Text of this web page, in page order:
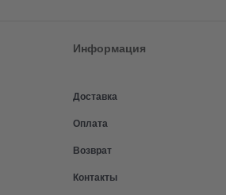
Информация
Доставка
Оплата
Возврат
Контакты